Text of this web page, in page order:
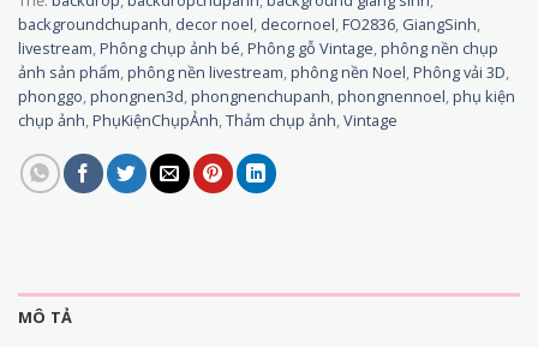
backgroundchupanh, decor noel, decornoel,FO2836, GiangSinh,
livestream,Phông chụp ảnh bé,Phông gỗ Vintage,phông nền chụp
ảnh sản phẩm,phông nền livestream,phông nền Noel,Phông vải 3D,
phonggo,phongnen3d,phongnenchupanh,phongnennoel,phụ kiện
chụp ảnh,PhụKiệnChụpẢnh,Thảm chụp ảnh,Vintage
MÔ TẢ